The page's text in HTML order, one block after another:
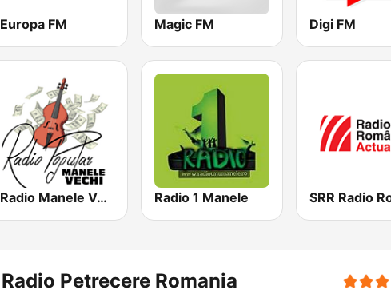
Europa FM Magic FM Digi FM
Radio Manele Vechi Romania Radio 1 Manele
Radio Petrecere Romania